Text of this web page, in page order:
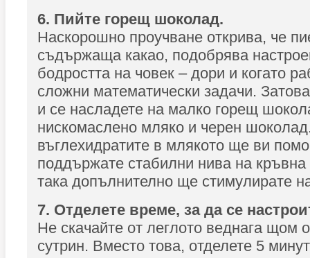
6. Пийте горещ шоколад.
Наскорошно проучване открива, че
съдържаща какао, подобрява
бодростта на човек – дори и когато
сложни математически задачи.
и се насладете на малко горещ
нискомаслено мляко и черен
въглехидратите в млякото ще ви
поддържате стабилни нива на
така допълнително ще стимулирате
7. Отделете време, за да се
Не скачайте от леглото веднага щом
сутрин. Вместо това, отделете 5